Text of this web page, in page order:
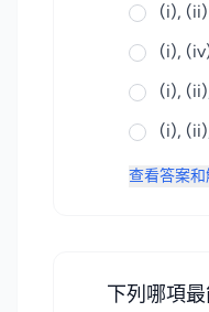
(i), (ii)
(i),
(i),
(i),
查看答案
下列哪項